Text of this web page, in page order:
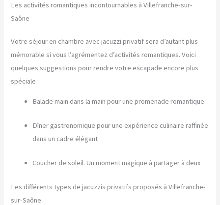
Les activités romantiques incontournables à Villefranche-sur-
Saône
Votre séjour en chambre avec jacuzzi privatif sera d’autant plus
mémorable si vous l’agrémentez d’activités romantiques. Voici
quelques suggestions pour rendre votre escapade encore plus
spéciale :
Balade main dans la main pour une promenade romantique
Dîner gastronomique pour une expérience culinaire raffinée
dans un cadre élégant
Coucher de soleil. Un moment magique à partager à deux
Les différents types de jacuzzis privatifs proposés à Villefranche-
sur-Saône